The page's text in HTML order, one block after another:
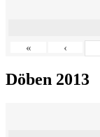
« ‹
Döben 2013